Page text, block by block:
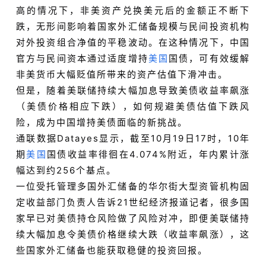
高的情况下，非美资产兑换美元后的金额正不断下
跌，无形间影响着国家外汇储备规模与民间投资机构
对外投资组合净值的平稳波动。在这种情况下，中国
官方与民间资本通过适度增持美国 国债，可有效缓解
非美货币大幅贬值所带来的资产估值下滑冲击。
但是，随着美联储持续大幅加息导致美债收益率飙涨
（美债价格相应下跌），如何规避美债估值下跌风
险，成为中国增持美债面临的新挑战。
通联数据Datayes显示，截至10月19日17时，10年
期美国 国债收益率徘徊在4.074%附近，年内累计涨
幅达到约256个基点。
一位受托管理多国外汇储备的华尔街大型资管机构固
定收益部门负责人告诉21世纪经济报道记者，很多国
家早已对美债持仓风险做了风险对冲，即便美联储持
续大幅加息令美债价格继续大跌（收益率飙涨），这
些国家外汇储备也能获取稳健的投资回报。